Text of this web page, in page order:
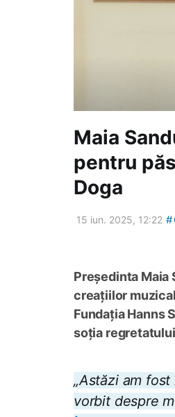
Maia
pentru
Doga
15 iun. 2025, 12:22 #
Președinta Maia
creațiilor
Fundația Hanns
soția
„Astăzi am
vorbit despre